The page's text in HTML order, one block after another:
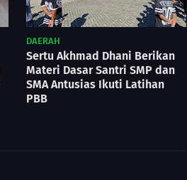
DAERAH
Sertu Akhmad Dhani Berikan
Materi Dasar Santri SMP dan
SMA Antusias Ikuti Latihan
PBB